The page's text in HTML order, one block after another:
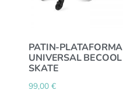
PATIN-PLATAFORMA
UNIVERSAL BECOOL
SKATE
99,00€